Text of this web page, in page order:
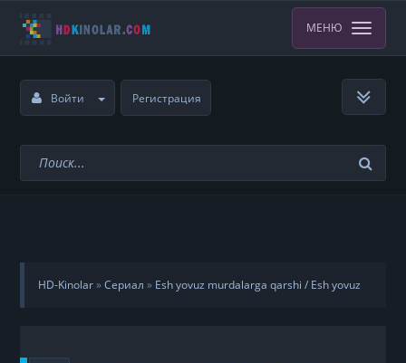
МЕНЮ
Войти Регистрация
HD-Kinolar»Сериал » Esh yovuz murdalarga qarshi / Esh yovuz